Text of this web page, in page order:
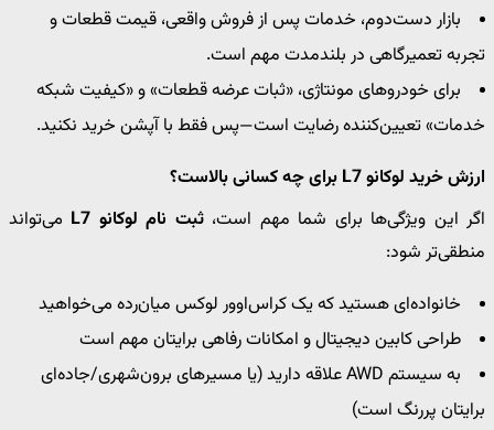
بازار دست‌دوم، خدمات پس از فروش واقعی، قیمت قطعات و
تجربه تعمیرگاهی در بلندمدت مهم است.
برای خودروهای مونتاژی، «ثبات عرضه قطعات» و «کیفیت شبکه
خدمات» تعیین‌کننده رضایت است—پس فقط با آپشن خرید نکنید.
ارزش خرید لوکانو L7 برای چه کسانی بالاست؟
اگر این ویژگی‌ها برای شما مهم است،ثبت نام لوکانو L7
می‌تواند
منطقی‌تر شود:
خانواده‌ای هستید که یک کراس‌اوور لوکس میان‌رده می‌خواهید
طراحی کابین دیجیتال و امکانات رفاهی برایتان مهم است
به سیستم AWD علاقه دارید (یا مسیرهای برون‌شهری/جاده‌ای
برایتان پررنگ است)